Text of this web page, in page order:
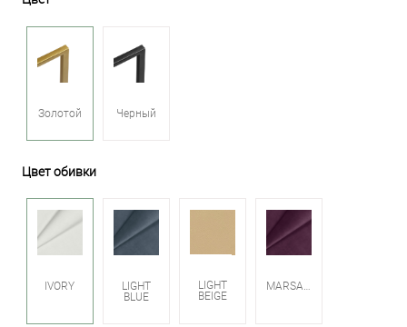
Золотой Черный
Цвет обивки
IVORY
LIGHT
BLUE
LIGHT
BEIGE